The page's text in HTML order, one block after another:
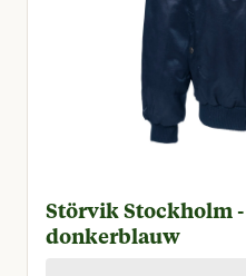
Störvik Stockholm
donkerblauw